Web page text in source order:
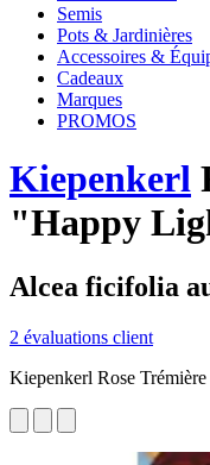
Semis
Pots & Jardinières
Accessoires &
Cadeaux
Marques
PROMOS
Kiepenkerl
"Happy
Alcea ficifolia
2 évaluations client
Kiepenkerl Rose